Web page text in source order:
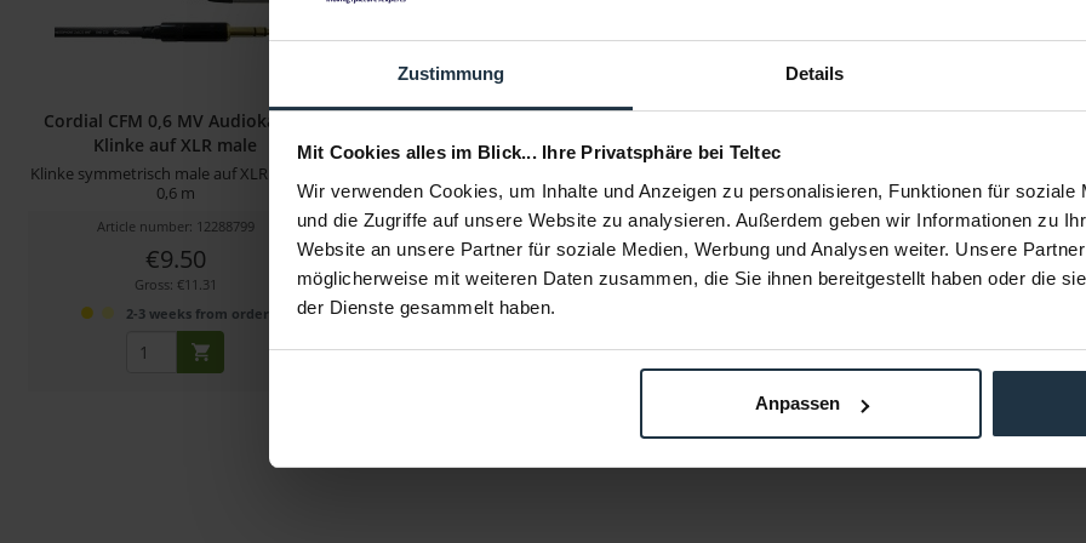
Zustimmung Details
Mit Cookies alles im Blick... Ihre Privatsphäre bei Teltec
Wir verwenden Cookies, um Inhalte und Anzeigen zu personalisieren, Funktionen für soziale
und die Zugriffe auf unsere Website zu analysieren. Außerdem geben wir Informationen zu
Website an unsere Partner für soziale Medien, Werbung und Analysen weiter. Unsere
möglicherweise mit weiteren Daten zusammen, die Sie ihnen bereitgestellt haben oder die
der Dienste gesammelt haben.
Anpassen
Cordial CFM 0,6 MV Audiokabel,
Klinke auf XLR male
Klinke symmetrisch male auf XLR (male),
0,6 m
Article number: 12288799
€9.50
Gross: €11.31
2-3 weeks from order
Länge 9m
Article number: 12288936
-40% €13.36
Gross: €15.90
4 weeks from order
Belegung
Article number: 12258250
-15% €88.24
Gross: €105.01
-5%